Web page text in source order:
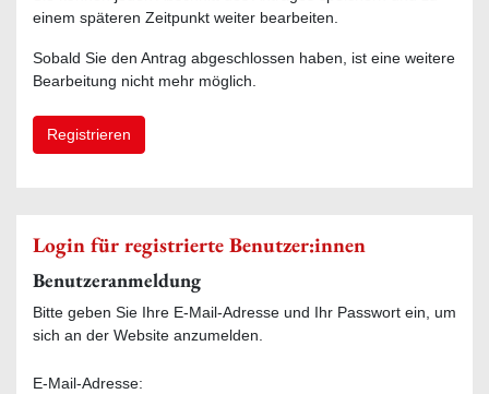
einem späteren Zeitpunkt weiter bearbeiten.
Sobald Sie den Antrag abgeschlossen haben, ist eine weitere
Bearbeitung nicht mehr möglich.
Registrieren
Login für registrierte Benutzer:innen
Benutzeranmeldung
Bitte geben Sie Ihre E-Mail-Adresse und Ihr Passwort ein, um
sich an der Website anzumelden.
E-Mail-Adresse: